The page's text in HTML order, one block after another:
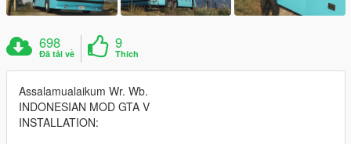
698
Đã tải về
9
Thích
Assalamualaikum Wr. Wb.
INDONESIAN MOD GTA V
INSTALLATION: